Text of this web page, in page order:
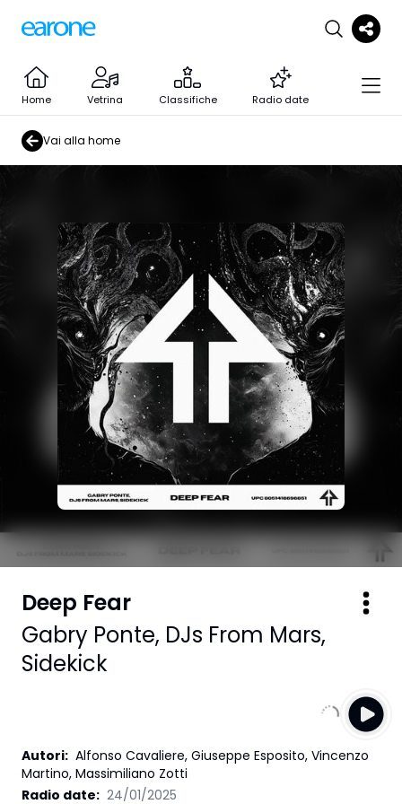
Home Vetrina Classifiche Radio date
Vai alla home
Deep Fear
Gabry Ponte, DJs From Mars,
Sidekick
Autori: Alfonso Cavaliere, Giuseppe Esposito, Vincenzo
Martino, Massimiliano Zotti
Radio date: 24/01/2025